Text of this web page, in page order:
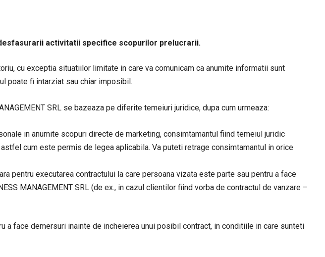
activitatii specifice scopurilor prelucrarii.
cu exceptia situatiilor limitate in care va comunicam ca anumite informatii sunt
poate fi intarziat sau chiar imposibil.
SRL se bazeaza pe diferite temeiuri juridice, dupa cum urmeaza:
in anumite scopuri directe de marketing, consimtamantul fiind temeiul juridic
cum este permis de legea aplicabila. Va puteti retrage consimtamantul in orice
pentru executarea contractului la care persoana vizata este parte sau pentru a face
MANAGEMENT SRL (de ex., in cazul clientilor fiind vorba de contractul de vanzare –
a face demersuri inainte de incheierea unui posibil contract, in conditiile in care sunteti